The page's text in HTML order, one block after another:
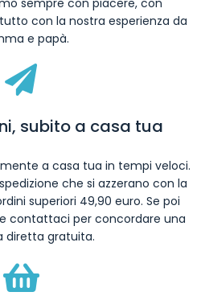
sempre con piacere, con
con la nostra esperienza da
e papà.
subito a casa tua
a casa tua in tempi veloci.
che si azzerano con la
superiori 49,90 euro. Se poi
contattaci per concordare una
diretta gratuita.